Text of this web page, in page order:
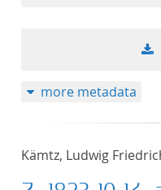
more metadata
Kämtz, Ludwig